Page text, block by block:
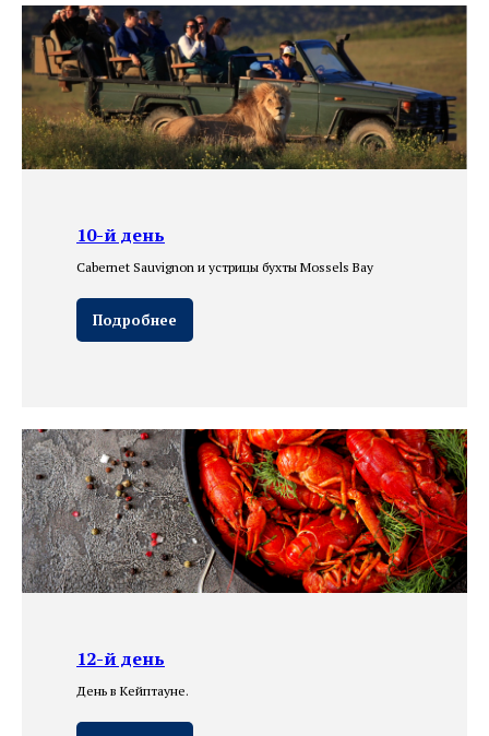
10-й день
Cabernet Sauvignon и устрицы бухты Mossels Bay
Подробнее
12-й день
День в Кейптауне.